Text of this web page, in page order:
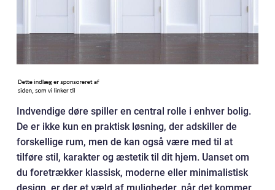
Indvendige døre spiller en central rolle i enhver bolig.
De er ikke kun en praktisk løsning, der adskiller de
forskellige rum, men de kan også være med til at
tilføre stil, karakter og æstetik til dit hjem. Uanset om
du foretrækker klassisk, moderne eller minimalistisk